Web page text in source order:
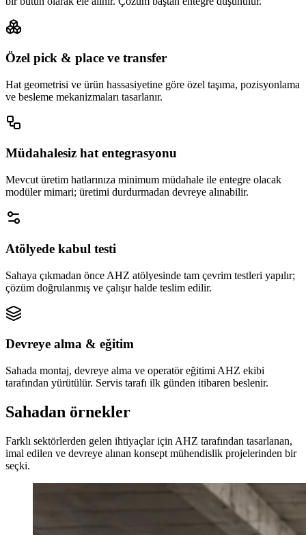
Özel pick & place ve transfer
Hat geometrisi ve ürün hassasiyetine göre özel taşıma, pozisyonlama
ve besleme mekanizmaları tasarlanır.
Müdahalesiz hat entegrasyonu
Mevcut üretim hatlarınıza minimum müdahale ile entegre olacak
modüler mimari; üretimi durdurmadan devreye alınabilir.
Atölyede kabul testi
Sahaya çıkmadan önce AHZ atölyesinde tam çevrim testleri yapılır;
çözüm doğrulanmış ve çalışır halde teslim edilir.
Devreye alma & eğitim
Sahada montaj, devreye alma ve operatör eğitimi AHZ ekibi
tarafından yürütülür. Servis tarafı ilk günden itibaren beslenir.
Sahadan örnekler
Farklı sektörlerden gelen ihtiyaçlar için AHZ tarafından tasarlanan,
imal edilen ve devreye alınan konsept mühendislik projelerinden bir
seçki.